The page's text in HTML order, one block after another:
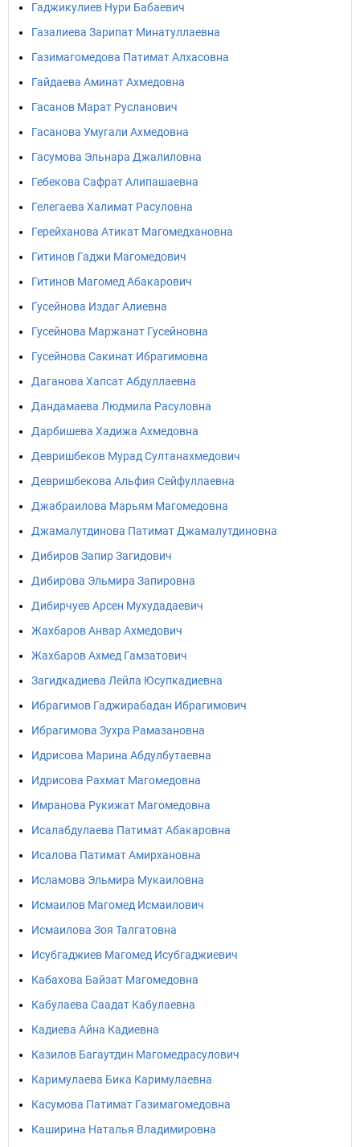
Гаджикулиев Нури Бабаевич
Газалиева Зарипат Минатуллаевна
Газимагомедова Патимат Алхасовна
Гайдаева Аминат Ахмедовна
Гасанов Марат Русланович
Гасанова Умугали Ахмедовна
Гасумова Эльнара Джалиловна
Гебекова Сафрат Алипашаевна
Гелегаева Халимат Расуловна
Герейханова Атикат Магомедхановна
Гитинов Гаджи Магомедович
Гитинов Магомед Абакарович
Гусейнова Издаг Алиевна
Гусейнова Маржанат Гусейновна
Гусейнова Сакинат Ибрагимовна
Даганова Хапсат Абдуллаевна
Дандамаева Людмила Расуловна
Дарбишева Хадижа Ахмедовна
Девришбеков Мурад Султанахмедович
Девришбекова Альфия Сейфуллаевна
Джабраилова Марьям Магомедовна
Джамалутдинова Патимат Джамалутдиновна
Дибиров Запир Загидович
Дибирова Эльмира Запировна
Дибирчуев Арсен Мухудадаевич
Жахбаров Анвар Ахмедович
Жахбаров Ахмед Гамзатович
Загидкадиева Лейла Юсупкадиевна
Ибрагимов Гаджирабадан Ибрагимович
Ибрагимова Зухра Рамазановна
Идрисова Марина Абдулбутаевна
Идрисова Рахмат Магомедовна
Имранова Рукижат Магомедовна
Исалабдулаева Патимат Абакаровна
Исалова Патимат Амирхановна
Исламова Эльмира Мукаиловна
Исмаилов Магомед Исмаилович
Исмаилова Зоя Талгатовна
Исубгаджиев Магомед Исубгаджиевич
Кабахова Байзат Магомедовна
Кабулаева Саадат Кабулаевна
Кадиева Айна Кадиевна
Казилов Багаутдин Магомедрасулович
Каримулаева Бика Каримулаевна
Касумова Патимат Газимагомедовна
Каширина Наталья Владимировна